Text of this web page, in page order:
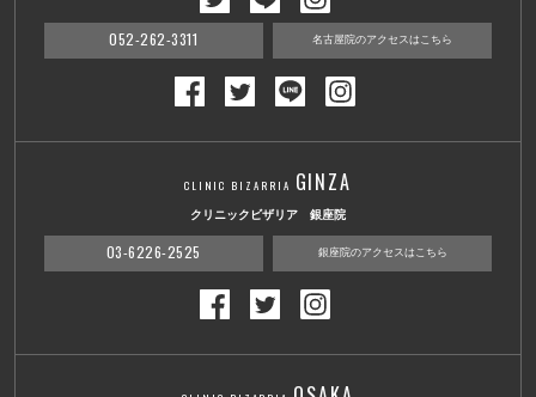
052-262-3311 名古屋院のアクセスはこちら
CLINIC BIZARRIA GINZA
クリニックビザリア 銀座院
03-6226-2525 銀座院のアクセスはこちら